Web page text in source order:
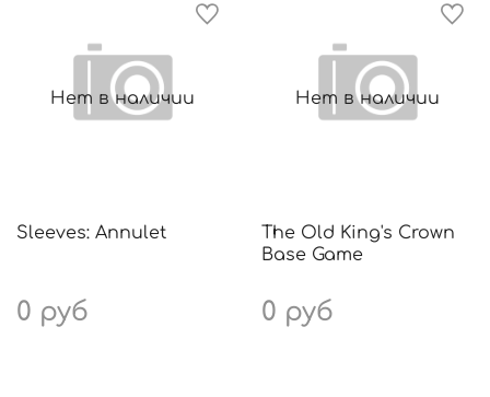
Нет в наличии
Sleeves: Annulet
0 руб
Нет в наличии
The Old King's Crown
Base Game
0 руб